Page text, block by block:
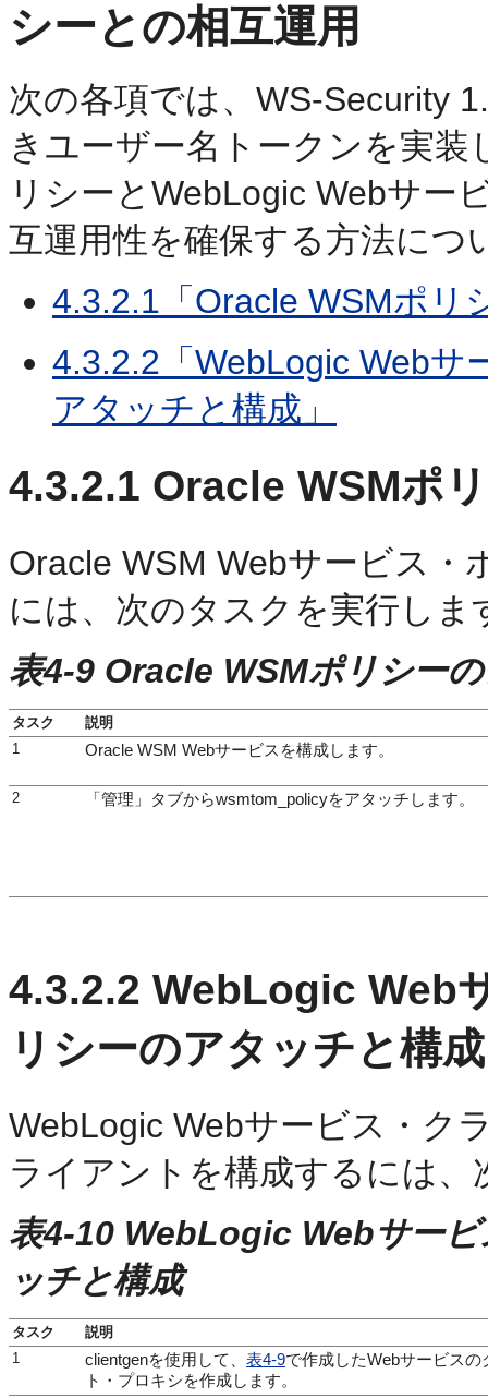
シーとの相互運用
次の各項では、WS-Security
きユーザー名トークンを実
リシーとWebLogic Webサー
互運用性を確保する方法につ
4.3.2.1「Oracle WSMポリ
4.3.2.2「WebLogic Web
アタッチと構成」
4.3.2.1 Oracle WSMポ
Oracle WSM Webサービス・
には、次のタスクを実行しま
表4-9 Oracle WSMポリシー
タスク
説明
1
Oracle WSM Webサービスを構成します。
2 「管理」タブからwsmtom_policyをアタッチします。
4.3.2.2 WebLogic Web
リシーのアタッチと構成
WebLogic Webサービス・ク
ライアントを構成するには
表4-10 WebLogic Webサー
ッチと構成
タスク
説明
1
clientgenを使用して、 表4-9で作成したWebサービスの
ト・プロキシを作成します。